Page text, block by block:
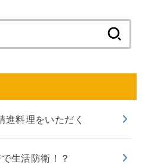
索:
進料理をいただく
生活防衛！？